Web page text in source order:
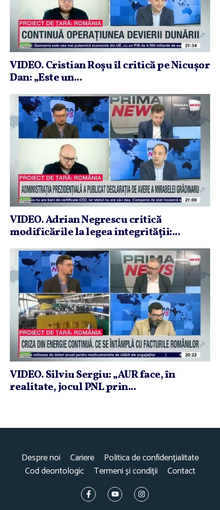
VIDEO. Cristian Roşu îl critică pe Nicuşor
Dan: „Este un...
VIDEO. Adrian Negrescu critică
modificările la legea integrităţii:...
VIDEO. Silviu Sergiu: „AUR face, în
realitate, jocul PNL prin...
Despre noi Cariere
Politica de confidențialitate
Cod deontologic
Termeni și condiții Contact